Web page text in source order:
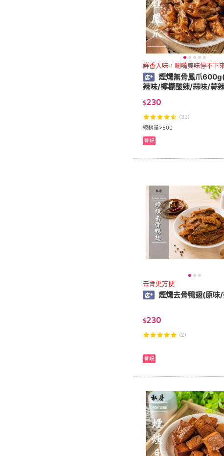
鮮香入味，唰嘴美味停不下
煙燻無骨鳳爪
辣味/檸檬酸辣/蒜味/蒜
$230
(33)
總銷量>500
登記
去骨更方便
煙燻去骨鴨翅(原味
$230
(2)
登記